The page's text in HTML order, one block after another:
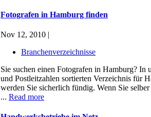
Fotografen in Hamburg finden
Nov 12, 2010 |
Branchenverzeichnisse
Sie suchen einen Fotografen in Hamburg? In
und Postleitzahlen sortierten Verzeichnis für
werden Sie sicherlich fündig. Wenn Sie
... Read more